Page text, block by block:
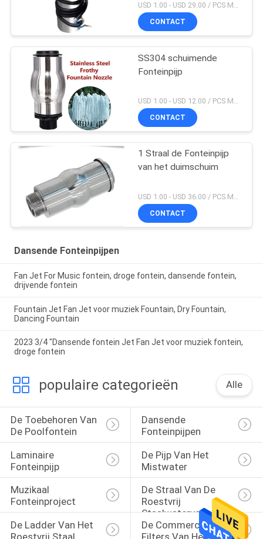
USD 1.00 - USD 29.00 / PCS MOQ:PCs 1
CONTACT
SS304 schuimende
Fonteinpijp
USD 1.00 - USD 12.00 / PCS MOQ:PCs 1
CONTACT
1 Straal de Fonteinpijp
van het duimschuim
CONTACT
Dansende Fonteinpijpen
Fan Jet For Music fontein, droge fontein, dansende fontein,
drijvende fontein
Fountain Jet Fan Jet voor muziek Fountain, Dry Fountain,
Dancing Fountain
2023 3/4 "Dansende fontein Jet Fan Jet voor muziek fontein,
droge fontein
populaire categorieën Alle
De Toebehoren Van
De Poolfontein
Dansende
Fonteinpijpen
Laminaire
Fonteinpijp
De Pijp Van Het
Mistwater
Muzikaal
Fonteinproject
De Straal Van De
Roestvrij
Staalwaterval
De Ladder Van Het
Roestvrij Staal
De Commerciële
Filters Van Het